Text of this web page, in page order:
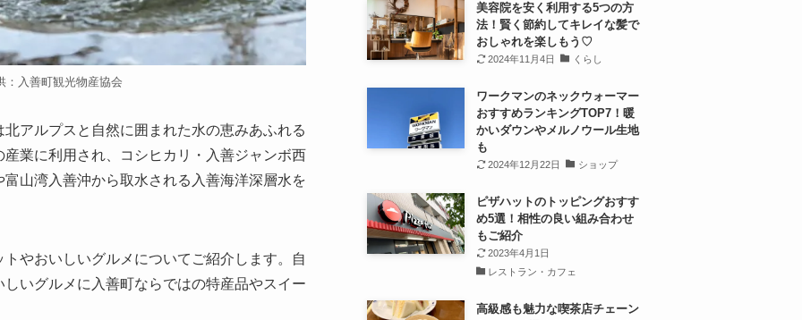
：入善町観光物産協会
アルプスと自然に囲まれた水の恵みあふれる
業に利用され、コシヒカリ・入善ジャンボ西
山湾入善沖から取水される入善海洋深層水を
やおいしいグルメについてご紹介します。自
いグルメに入善町ならではの特産品やスイー
美容院を安く利用する5つの方
法！賢く節約してキレイな髪で
おしゃれを楽しもう♡
2024年11月4日 くらし
ワークマンのネックウォーマー
おすすめランキングTOP7！暖
かいダウンやメルノウール生地
も
2024年12月22日 ショップ
ピザハットのトッピングおすす
め5選！相性の良い組み合わせ
もご紹介
2023年4月1日
レストラン・カフェ
高級感も魅力な喫茶店チェーン